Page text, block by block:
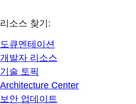
리소스 찾기:
도큐멘테이션
개발자 리소스
기술 토픽
Architecture Center
보안 업데이트